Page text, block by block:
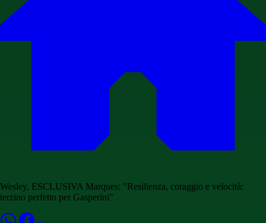
Wesley, ESCLUSIVA Marques: "Resilienza, coraggio e velocità:
terzino perfetto per Gasperini"